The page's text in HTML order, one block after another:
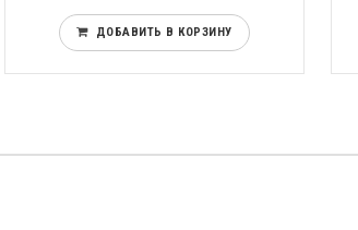
ДОБАВИТЬ В КОРЗИНУ